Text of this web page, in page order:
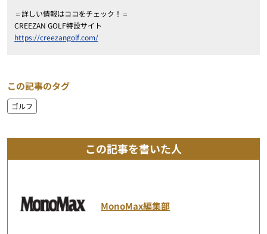
＝詳しい情報はココをチェック！＝
CREEZAN GOLF特設サイト
https://creezangolf.com/
この記事のタグ
ゴルフ
この記事を書いた人
MonoMax編集部